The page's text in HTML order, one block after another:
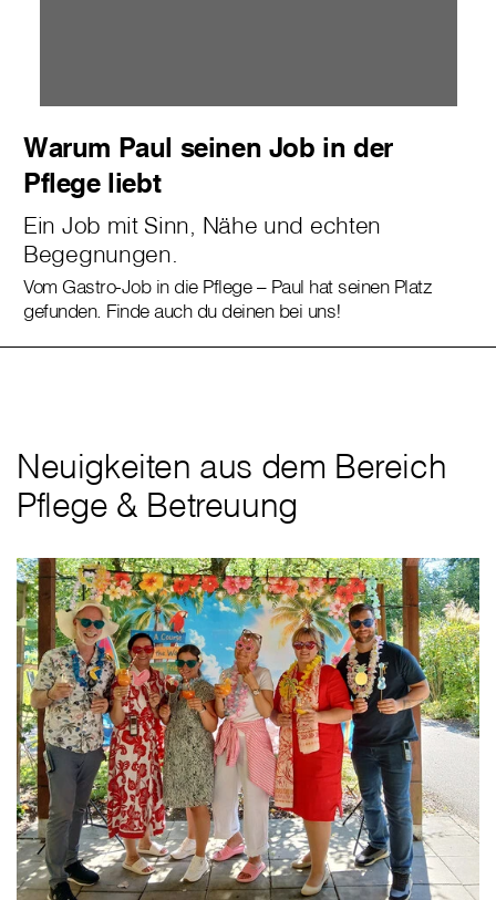
Warum Paul seinen Job in der
Pflege liebt
Ein Job mit Sinn, Nähe und echten
Begegnungen.
Vom Gastro-Job in die Pflege – Paul hat seinen Platz
gefunden. Finde auch du deinen bei uns!
Neuigkeiten aus dem Bereich
Pflege & Betreuung